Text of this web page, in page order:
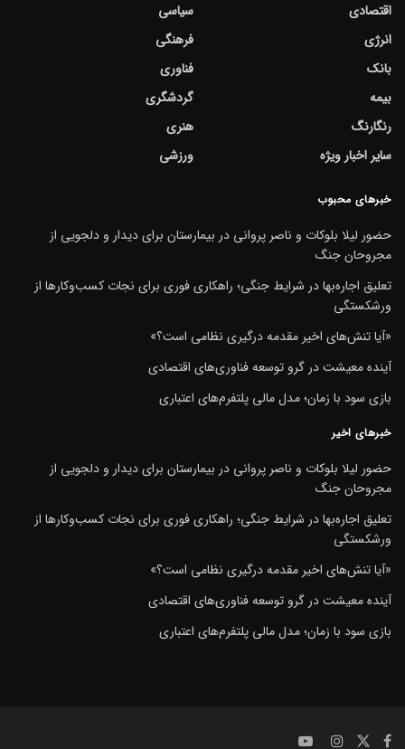
اقتصادی
انرژی
بانک
بیمه
رنگارنگ
سایر اخبار ویژه
سیاسی
فرهنگی
فناوری
گردشگری
هنری
ورزشی
خبرهای محبوب
حضور لیلا بلوکات و ناصر پروانی در بیمارستان برای دیدار و دلجویی از
مجروحان جنگ
تعلیق اجاره‌بها در شرایط جنگی؛ راهکاری فوری برای نجات کسب‌وکارها از
ورشکستگی
«آیا تنش‌های اخیر مقدمه درگیری نظامی است؟»
آینده معیشت در گرو توسعه فناوری‌های اقتصادی
بازی سود با زمان؛ مدل مالی پلتفرم‌های اعتباری
خبرهای اخیر
حضور لیلا بلوکات و ناصر پروانی در بیمارستان برای دیدار و دلجویی از
مجروحان جنگ
تعلیق اجاره‌بها در شرایط جنگی؛ راهکاری فوری برای نجات کسب‌وکارها از
ورشکستگی
«آیا تنش‌های اخیر مقدمه درگیری نظامی است؟»
آینده معیشت در گرو توسعه فناوری‌های اقتصادی
بازی سود با زمان؛ مدل مالی پلتفرم‌های اعتباری